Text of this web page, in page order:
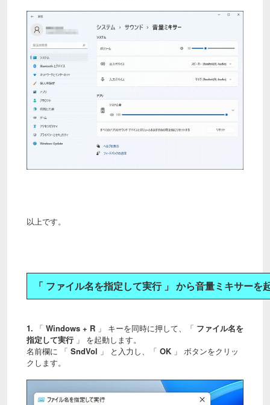
以上です。
「 ファイル名を指定して実行 」 から音量ミキサーを
1. 「 Windows + R 」 キーを同時に押して、「 ファイル名を
指定して実行 」 を起動します。
名前欄に 「 SndVol 」 と入力し、「 OK 」 ボタンをクリッ
クします。